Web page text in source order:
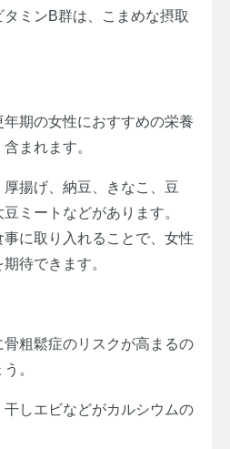
ミンB群は、こまめな摂取
期の女性におすすめの栄養
まれます。
揚げ、納豆、きなこ、豆
ミートなどがあります。
に取り入れることで、女性
待できます。
粗鬆症のリスクが高まるの
。
しエビなどがカルシウムの